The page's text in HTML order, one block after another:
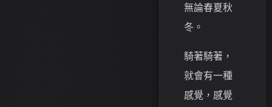
無論春夏秋
冬。
騎著騎著，
就會有一種
感覺，感覺